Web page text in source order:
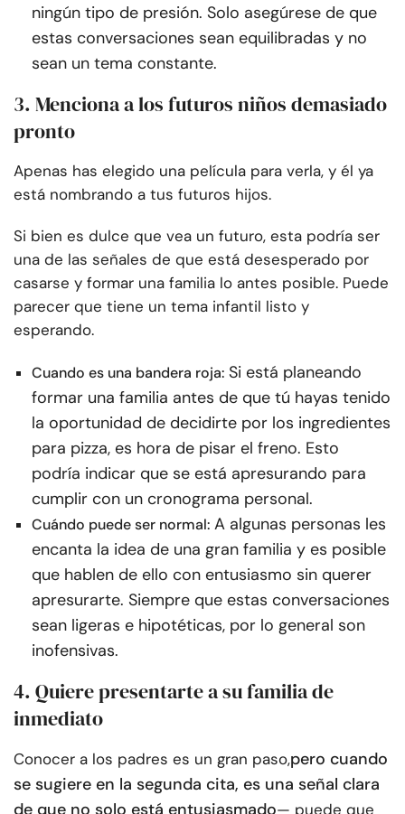
ningún tipo de presión. Solo asegúrese de que
estas conversaciones sean equilibradas y no
sean un tema constante.
3. Menciona a los futuros niños demasiado
pronto
Apenas has elegido una película para verla, y él ya
está nombrando a tus futuros hijos.
Si bien es dulce que vea un futuro, esta podría ser
una de las señales de que está desesperado por
casarse y formar una familia lo antes posible. Puede
parecer que tiene un tema infantil listo y
esperando.
Cuando es una bandera roja: Si está planeando
formar una familia antes de que tú hayas tenido
la oportunidad de decidirte por los ingredientes
para pizza, es hora de pisar el freno. Esto
podría indicar que se está apresurando para
cumplir con un cronograma personal.
Cuándo puede ser normal: A algunas personas les
encanta la idea de una gran familia y es posible
que hablen de ello con entusiasmo sin querer
apresurarte. Siempre que estas conversaciones
sean ligeras e hipotéticas, por lo general son
inofensivas.
4. Quiere presentarte a su familia de
inmediato
Conocer a los padres es un gran paso,pero cuando
se sugiere en la segunda cita, es una señal clara
— puede que